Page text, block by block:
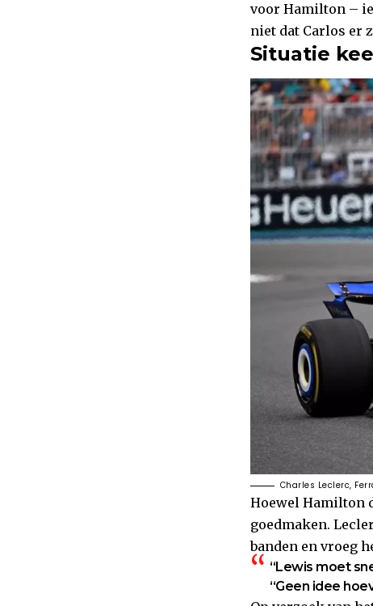
voor Hamilton –
niet dat Carlos er
Situatie
Charles Leclerc,
Hoewel Hamilton
goedmaken.
banden en vroeg
“Lewis moet
“Geen idee